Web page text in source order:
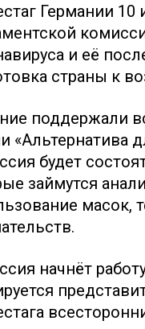
Германии
и её
страны к
поддержали
«Альтернатива
будет
займутся
масок,
начнёт